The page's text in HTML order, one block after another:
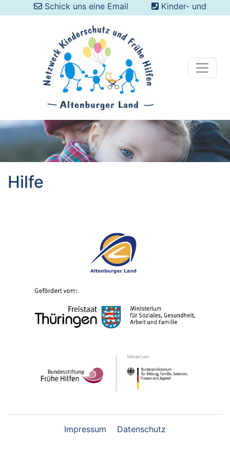
Schick uns eine Email
Kinder- und
Jugend-Sorgentelefon: 08000 088 088 0 (kostenlos
aus dem dt. Festnetz)
Hilfe
Impressum Datenschutz